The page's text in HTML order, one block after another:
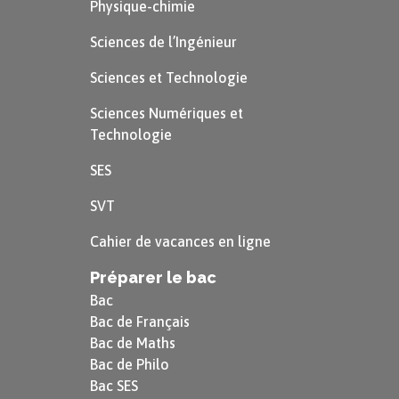
centaines de milliers de jeunes soldats, qui pour
la plupart ont été obligés de partir se battre.
En 1968, 550 000 soldats américains sont engagés
dans le conflit. Les États-Unis engagent des
napalm, etc.
Physique-chimie
Sciences de l’Ingénieur
Sciences et Technologie
Sciences Numériques et
Technologie
SES
SVT
Cahier de vacances en ligne
Préparer le bac
Bac
Bac de Français
Bac de Maths
Bac de Philo
Bac SES